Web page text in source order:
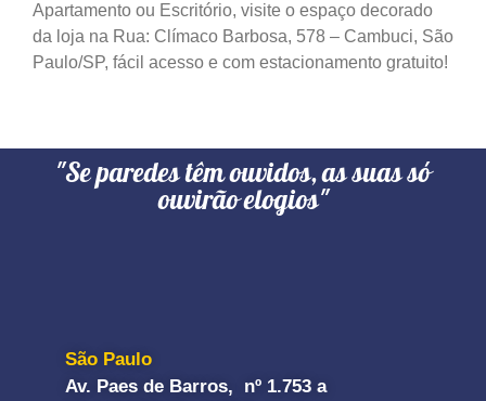
Apartamento ou Escritório, visite o espaço decorado
da loja na Rua: Clímaco Barbosa, 578 – Cambuci, São
Paulo/SP, fácil acesso e com estacionamento gratuito!
"Se paredes têm ouvidos, as suas só
ouvirão elogios"
São Paulo
Av. Paes de Barros, nº 1.753 a